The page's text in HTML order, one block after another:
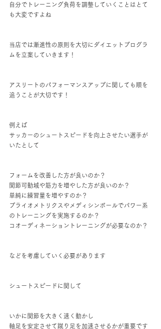
自分でトレーニング負荷を調整していくことはとて
も大変ですよね
当店では漸進性の原則を大切にダイエットプログラ
ムを立案していきます！
アスリートのパフォーマンスアップに関しても順を
追うことが大切です！
例えば
サッカーのシュートスピードを向上させたい選手が
いたとして
フォームを改善した方が良いのか？
関節可動域や筋力を増やした方が良いのか？
単純に練習量を増やすのか？
プライオメトリクスやメディシンボールでパワー系
のトレーニングを実施するのか？
コオーディネーショントレーニングが必要なのか？
などを考慮していく必要があります
シュートスピードに関して
いかに関節を大きく速く動かし
軸足を安定させて蹴り足を加速させるかが重要です